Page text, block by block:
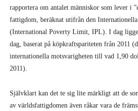
rapportera om antalet människor som lever i
fattigdom, beräknat utifrån den
(International Poverty Limit, IPL). I dag
dag, baserat på köpkraftspariteten från 2011
internationella motsvarigheten till vad 1,90
2011).
Självklart kan det te sig lite märkligt att de
av världsfattigdomen även råkar vara de